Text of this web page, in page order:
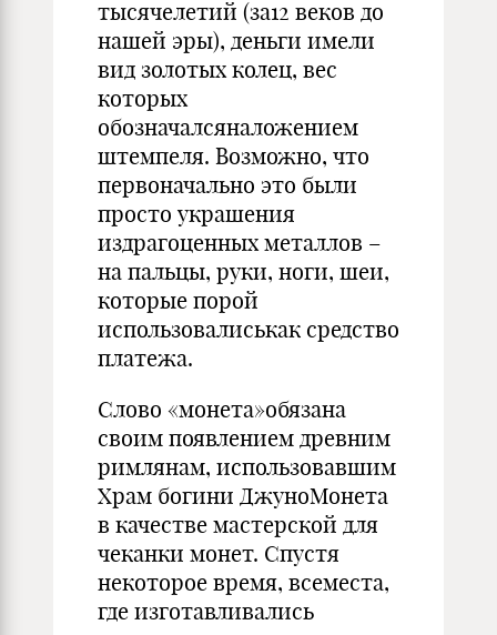
тысячелетий (за12 веков до
нашей эры), деньги имели
вид золотых колец, вес
которых
обозначалсяналожением
штемпеля. Возможно, что
первоначально это были
просто украшения
издрагоценных металлов –
на пальцы, руки, ноги, шеи,
которые порой
использовалиськак средство
платежа.
Слово «монета»обязана
своим появлением древним
римлянам, использовавшим
Храм богини ДжуноМонета
в качестве мастерской для
чеканки монет. Спустя
некоторое время, всеместа,
где изготавливались